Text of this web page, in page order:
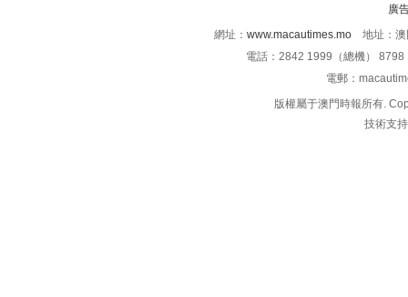
廣
網址： www.macautimes.mo 地址：澳
電話：2842 1999（總機）
電郵：
版權屬于澳門時報所有.
技術支